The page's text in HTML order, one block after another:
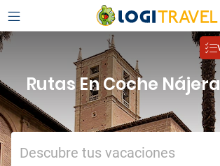
Rutas En Coche
Descubre tus vacaciones